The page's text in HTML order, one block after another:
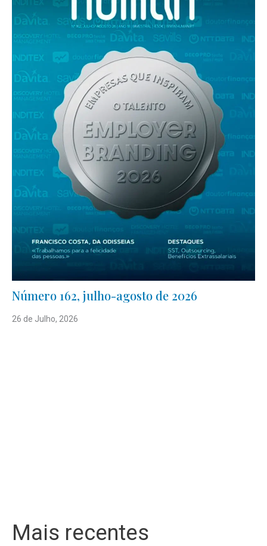
Número 162, julho-agosto de 2026
26 de Julho, 2026
Mais recentes